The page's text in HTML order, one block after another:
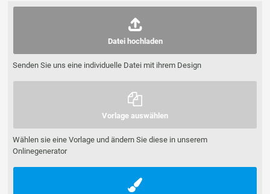
Datei hochladen
Senden Sie uns eine individuelle Datei mit ihrem Design
Vorlage auswählen
Wählen sie eine Vorlage und ändern Sie diese in unserem
Onlinegenerator